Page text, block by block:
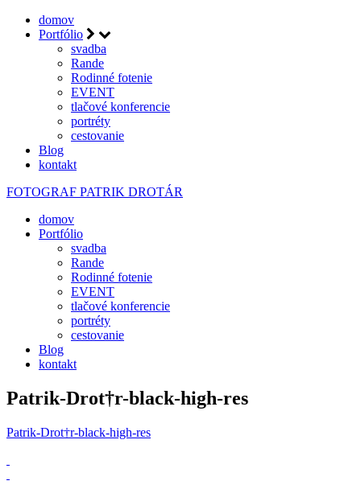
domov
Portfólio
svadba
Rande
Rodinné fotenie
EVENT
tlačové konferencie
portréty
cestovanie
Blog
kontakt
FOTOGRAF PATRIK DROTÁR
domov
Portfólio
svadba
Rande
Rodinné fotenie
EVENT
tlačové konferencie
portréty
cestovanie
Blog
kontakt
Patrik-Drot†r-black-high-res
Patrik-Drot†r-black-high-res